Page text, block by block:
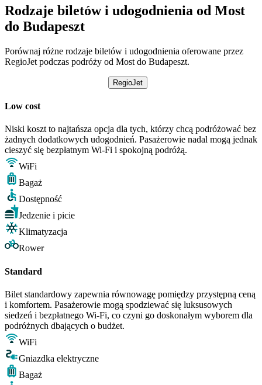
Rodzaje biletów i udogodnienia od Most
do Budapeszt
Porównaj różne rodzaje biletów i udogodnienia oferowane przez
RegioJet podczas podróży od Most do Budapeszt.
RegioJet
Low cost
Niski koszt to najtańsza opcja dla tych, którzy chcą podróżować bez
żadnych dodatkowych udogodnień. Pasażerowie nadal mogą jednak
cieszyć się bezpłatnym Wi-Fi i spokojną podróżą.
WiFi
Bagaż
Dostępność
Jedzenie i picie
Klimatyzacja
Rower
Standard
Bilet standardowy zapewnia równowagę pomiędzy przystępną ceną
i komfortem. Pasażerowie mogą spodziewać się luksusowych
siedzeń i bezpłatnego Wi-Fi, co czyni go doskonałym wyborem dla
podróżnych dbających o budżet.
WiFi
Gniazdka elektryczne
Bagaż